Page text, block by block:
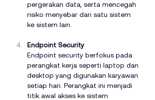
pergerakan data, serta mencegah
risiko menyebar dari satu sistem
ke sistem lain.
Endpoint Security
Endpoint security berfokus pada
perangkat kerja seperti laptop dan
desktop yang digunakan karyawan
setiap hari. Perangkat ini menjadi
titik awal akses ke sistem